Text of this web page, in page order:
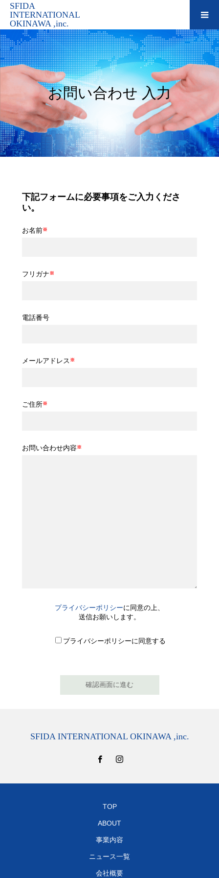
SFIDA
INTERNATIONAL
OKINAWA ,inc.
お問い合わせ 入力
下記フォームに必要事項をご入力くださ
い。
お名前※
フリガナ※
電話番号
メールアドレス ※
ご住所※
お問い合わせ内容※
プライバシーポリシーに同意の上、
送信お願いします。
プライバシーポリシーに同意する
確認画面に進む
SFIDA INTERNATIONAL OKINAWA ,inc.
TOP
ABOUT
事業内容
ニュース一覧
会社概要